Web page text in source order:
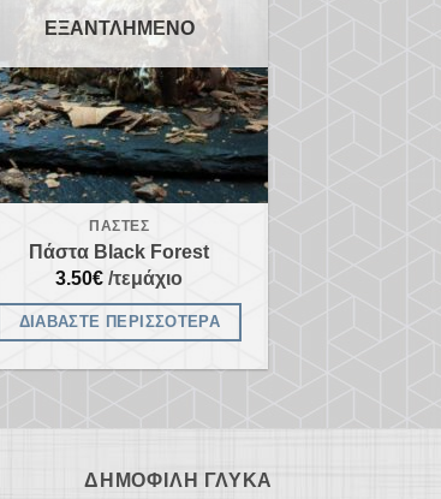
ΕΞΑΝΤΛΗΜΈΝΟ
ΠΆΣΤΕΣ
Πάστα Black Forest
3.50€ /τεμάχιο
ΔΙΑΒΆΣΤΕ ΠΕΡΙΣΣΌΤΕΡΑ
ΔΗΜΟΦΙΛΉ ΓΛΥΚΆ